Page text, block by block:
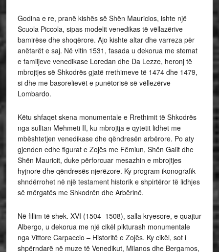
Godina e re, pranë kishës së Shën Mauricios, ishte një
Scuola Piccola, sipas modelit venedikas të vëllazërive
bamirëse dhe shoqërore. Ajo kishte altar dhe varreza për
anëtarët e saj. Në vitin 1531, fasada u dekorua me stemat
e familjeve venedikase Loredan dhe Da Lezze, heronj të
mbrojtjes së Shkodrës gjatë rrethimeve të 1474 dhe 1479,
si dhe me basorelievët e punëtorisë së vëllezërve
Lombardo.
Këtu shfaqet skena monumentale e Rrethimit të Shkodrës
nga sulltan Mehmeti II, ku mbrojtja e qytetit lidhet me
mbështetjen venedikase dhe qëndresën arbërore. Po aty
gjenden edhe figurat e Zojës me Fëmiun, Shën Galit dhe
Shën Mauricit, duke përforcuar mesazhin e mbrojtjes
hyjnore dhe qëndresës njerëzore. Ky program ikonografik
shndërrohet në një testament historik e shpirtëror të lidhjes
së mërgatës me Shkodrën dhe Arbërinë.
Në fillim të shek. XVI (1504–1508), salla kryesore, e quajtur
Albergo, u dekorua me një cikël pikturash monumentale
nga Vittore Carpaccio – Historitë e Zojës. Ky cikël, sot i
shpërndarë në muze të Venedikut, Milanos dhe Bergamos,